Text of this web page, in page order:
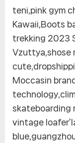
teni,pink gym
Kawaii,Boots
trekking 2023
Vzuttya,shose
Moccasin
skateboarding
vintage